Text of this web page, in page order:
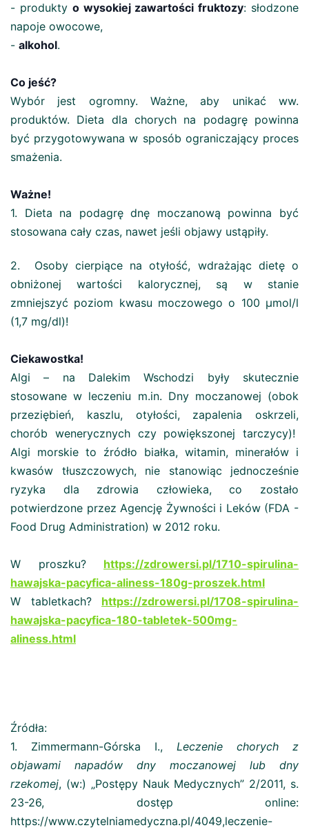
- produkty o wysokiej zawartości fruktozy: słodzone
napoje owocowe,
- alkohol.
Co jeść?
Wybór jest ogromny. Ważne, aby unikać ww.
produktów. Dieta dla chorych na podagrę powinna
być przygotowywana w sposób ograniczający proces
smażenia.
Ważne!
1. Dieta na podagrę dnę moczanową powinna być
stosowana cały czas, nawet jeśli objawy ustąpiły.
2. Osoby cierpiące na otyłość, wdrażając dietę o
obniżonej wartości kalorycznej, są w stanie
zmniejszyć poziom kwasu moczowego o 100 µmol/l
(1,7 mg/dl)!
Ciekawostka!
Algi – na Dalekim Wschodzi były skutecznie
stosowane w leczeniu m.in. Dny moczanowej (obok
przeziębień, kaszlu, otyłości, zapalenia oskrzeli,
chorób wenerycznych czy powiększonej tarczycy)!
Algi morskie to źródło białka, witamin, minerałów i
kwasów tłuszczowych, nie stanowiąc jednocześnie
ryzyka dla zdrowia człowieka, co zostało
potwierdzone przez Agencję Żywności i Leków (FDA -
Food Drug Administration) w 2012 roku.
W proszku? https://zdrowersi.pl/1710-spirulina-
hawajska-pacyfica-aliness-180g-proszek.html
W tabletkach? https://zdrowersi.pl/1708-spirulina-
hawajska-pacyfica-180-tabletek-500mg-
aliness.html
Źródła:
1. Zimmermann-Górska I., Leczenie chorych z
objawami napadów dny moczanowej lub dny
rzekomej, (w:) „Postępy Nauk Medycznych” 2/2011, s.
23-26, dostęp online:
https://www.czytelniamedyczna.pl/4049,leczenie-